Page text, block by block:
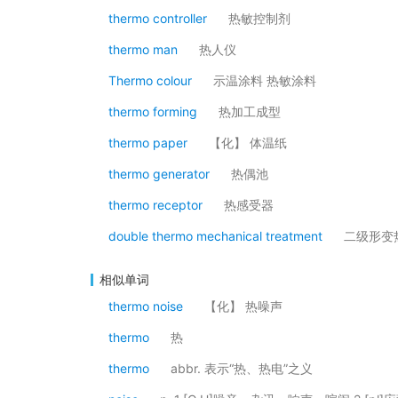
thermo controller 热敏控制剂
thermo man 热人仪
Thermo colour 示温涂料 热敏涂料
thermo forming 热加工成型
thermo paper 【化】 体温纸
thermo generator 热偶池
thermo receptor 热感受器
double thermo mechanical treatment 二级形变
相似单词
thermo noise
【化】 热噪声
thermo 热
thermo abbr. 表示“热、热电”之义